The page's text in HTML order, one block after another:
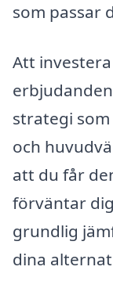
som passar
Att
strategi
och
att du får
förväntar
grundlig
dina